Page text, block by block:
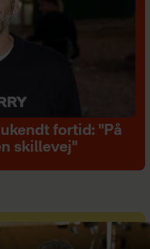
fortid: "På
skillevej"